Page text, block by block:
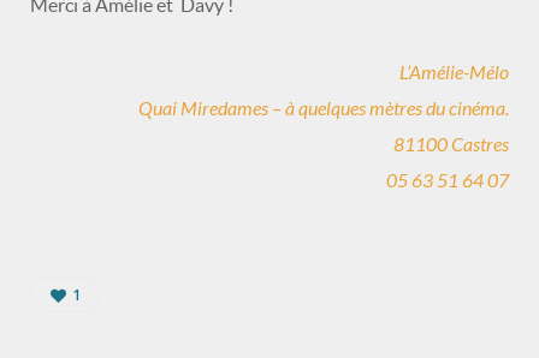
Merci à Amélie et Davy !
L’Amélie-Mélo
Quai Miredames – à quelques mètres du cinéma.
81100 Castres
05 63 51 64 07
1